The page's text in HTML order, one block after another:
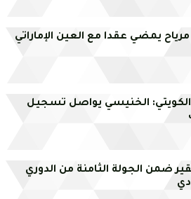
يمضي عقدا مع العين الإماراتي
الكويتي: الخنيسي يواصل تسجيل
ضمن الجولة الثامنة من الدوري